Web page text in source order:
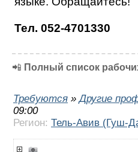
Тел. 052-4701330
📲 Полный список
Требуются »Другие
09:00
Регион: Тель-Авив (Гуш-